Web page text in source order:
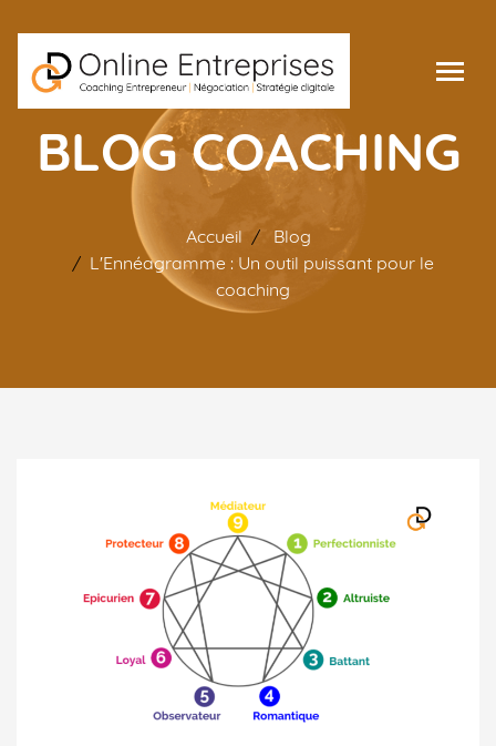
BLOG COACHING
Accueil
Blog
L'Ennéagramme : Un outil puissant pour le
coaching